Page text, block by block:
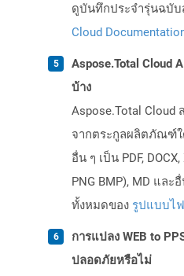
ดูบันทึกประจำรุ่นฉบั
Cloud
Aspose.Total Cloud
บ้าง
Aspose.Total
จากตระกูลผลิตภัณฑ์
อื่น ๆ เป็น PDF,
PNG BMP), MD และ
ทั้งหมดของ รูปแบบไ
การแปลง WEB to
ปลอดภัยหรือไม่